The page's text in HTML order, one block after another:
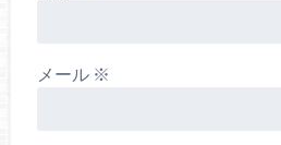
メール ※